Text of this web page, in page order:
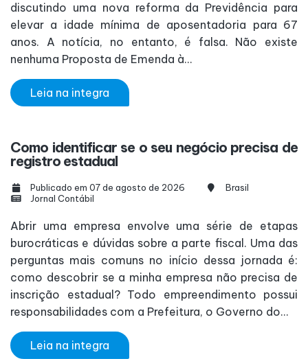
discutindo uma nova reforma da Previdência para
elevar a idade mínima de aposentadoria para 67
anos. A notícia, no entanto, é falsa. Não existe
nenhuma Proposta de Emenda à...
Leia na integra
Como identificar se o seu negócio precisa de
registro estadual
Publicado em 07 de agosto de 2026
Brasil
Jornal Contábil
Abrir uma empresa envolve uma série de etapas
burocráticas e dúvidas sobre a parte fiscal. Uma das
perguntas mais comuns no início dessa jornada é:
como descobrir se a minha empresa não precisa de
inscrição estadual? Todo empreendimento possui
responsabilidades com a Prefeitura, o Governo do...
Leia na integra